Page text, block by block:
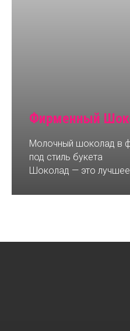
Фирменный
Молочный шоколад в
под стиль букета
Шоколад — это лучшее